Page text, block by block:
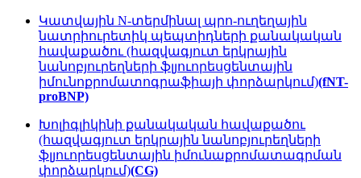
Կատվային N-տերմինալ պրո-ուղեղային
նատրիուրետիկ պեպտիդների քանակական
հավաքածու (հազվագյուտ երկրային
նանոբյուրեղների ֆլյուորեսցենտային
իմունոքրոմատոգրաֆիայի փորձարկում)(fNT-
proBNP)
Խոլիգլիկինի քանակական հավաքածու
(հազվագյուտ երկրային նանոբյուրեղների
ֆլյուորեսցենտային իմունաքրոմատագրման
փորձարկում)(CG)